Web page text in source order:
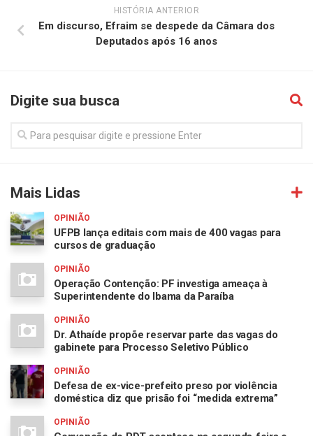
HISTÓRIA ANTERIOR
Em discurso, Efraim se despede da Câmara dos
Deputados após 16 anos
Digite sua busca
Mais Lidas
OPINIÃO
UFPB lança editais com mais de 400 vagas para
cursos de graduação
OPINIÃO
Operação Contenção: PF investiga ameaça à
Superintendente do Ibama da Paraíba
OPINIÃO
Dr. Athaíde propõe reservar parte das vagas do
gabinete para Processo Seletivo Público
OPINIÃO
Defesa de ex-vice-prefeito preso por violência
doméstica diz que prisão foi “medida extrema”
OPINIÃO